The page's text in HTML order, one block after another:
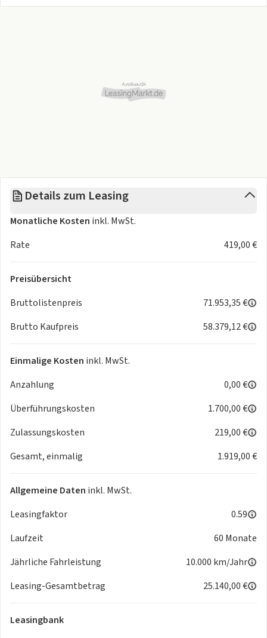
Details zum Leasing
Monatliche Kosten inkl. MwSt.
Rate
419,00 €
Preisübersicht
Bruttolistenpreis
71.953,35 €
Brutto Kaufpreis
58.379,12 €
Einmalige Kosten inkl. MwSt.
Anzahlung
0,00 €
Überführungskosten
1.700,00 €
Zulassungskosten
219,00 €
Gesamt, einmalig
1.919,00 €
Allgemeine Daten inkl. MwSt.
Leasingfaktor
0.59
Laufzeit
60 Monate
Jährliche Fahrleistung
10.000 km/Jahr
Leasing-Gesamtbetrag
25.140,00 €
Leasingbank